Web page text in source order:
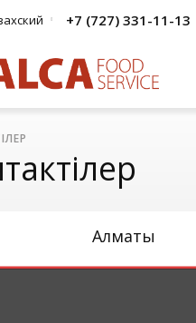
+7 (727) 331-11-13
Алматы